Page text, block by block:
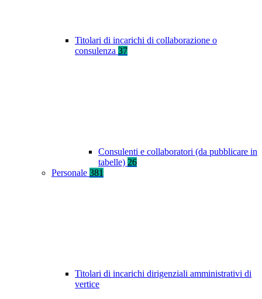
Titolari di incarichi di collaborazione o
consulenza 37
Consulenti e collaboratori (da pubblicare in
tabelle) 26
Personale 381
Titolari di incarichi dirigenziali amministrativi di
vertice